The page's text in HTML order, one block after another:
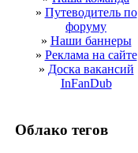
» Путеводитель по
форуму
» Наши баннеры
» Реклама на сайте
» Доска вакансий
InFanDub
Облако тегов